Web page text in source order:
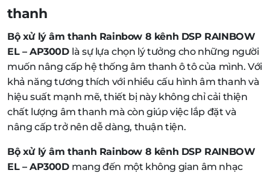
thanh
Bộ xử lý âm thanh Rainbow 8 kênh DSP RAINBOW
EL – AP300D là sự lựa chọn lý tưởng cho những người
muốn nâng cấp hệ thống âm thanh ô tô của mình. Với
khả năng tương thích với nhiều cấu hình âm thanh và
hiệu suất mạnh mẽ, thiết bị này không chỉ cải thiện
chất lượng âm thanh mà còn giúp việc lắp đặt và
nâng cấp trở nên dễ dàng, thuận tiện.
Bộ xử lý âm thanh Rainbow 8 kênh DSP RAINBOW
EL – AP300D mang đến một không gian âm nhạc